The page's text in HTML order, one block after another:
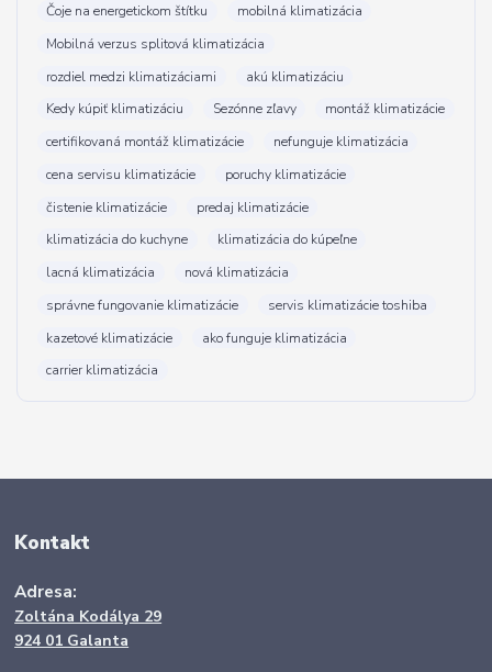
Čoje na energetickom štítku
mobilná klimatizácia
Mobilná verzus splitová klimatizácia
rozdiel medzi klimatizáciami
akú klimatizáciu
Kedy kúpiť klimatizáciu
Sezónne zľavy
montáž klimatizácie
certifikovaná montáž klimatizácie
nefunguje klimatizácia
cena servisu klimatizácie
poruchy klimatizácie
čistenie klimatizácie
predaj klimatizácie
klimatizácia do kuchyne
klimatizácia do kúpeľne
lacná klimatizácia
nová klimatizácia
správne fungovanie klimatizácie
servis klimatizácie toshiba
kazetové klimatizácie
ako funguje klimatizácia
carrier klimatizácia
Kontakt
Adresa:
Zoltána Kodálya 29
924 01 Galanta